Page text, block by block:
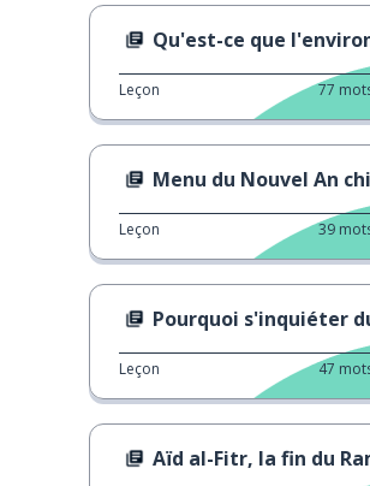
Qu'est-ce que
Leçon 77
Menu du Nouvel An
Leçon 39
Pourquoi s'inquiéter du changement
Leçon 47
Aïd al-Fitr, la fin du